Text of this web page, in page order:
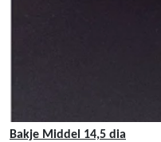
Bakje Middel 14,5 dia